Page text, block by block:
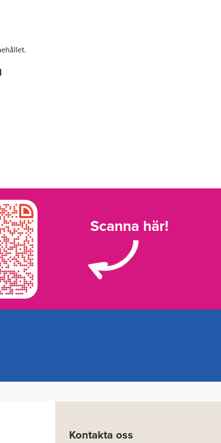
Scanna här!
Kontakta oss